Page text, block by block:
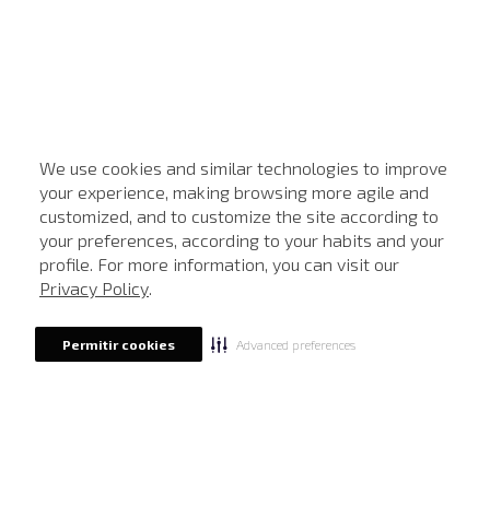
We use cookies and similar technologies to improve
your experience, making browsing more agile and
customized, and to customize the site according to
your preferences, according to your habits and your
profile. For more information, you can visit our
Privacy Policy.
Permitir cookies Advanced preferences